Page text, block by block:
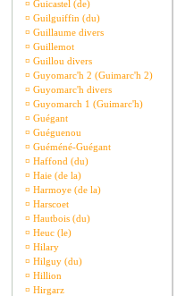
¤ Guicastel (de)
¤ Guilguiffin (du)
¤ Guillaume divers
¤ Guillemot
¤ Guillou divers
¤ Guyomarc'h 2 (Guimarc'h 2)
¤ Guyomarc'h divers
¤ Guyomarch 1 (Guimarc'h)
¤ Guégant
¤ Guéguenou
¤ Guéméné-Guégant
¤ Haffond (du)
¤ Haie (de la)
¤ Harmoye (de la)
¤ Harscoet
¤ Hautbois (du)
¤ Heuc (le)
¤ Hilary
¤ Hilguy (du)
¤ Hillion
¤ Hirgarz